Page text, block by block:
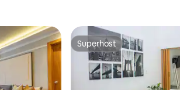
Superhost
Superhost